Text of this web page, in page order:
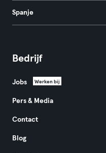
Spanje
Bedrijf
Jobs Werken bij
Pers & Media
Contact
Blog